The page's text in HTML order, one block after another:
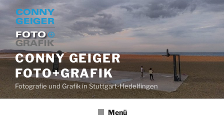
Inhalt
springen
CONNY GEIGER
FOTO+GRAFIK
Fotografie und Grafik in Stuttgart-Hedelfingen
Menü